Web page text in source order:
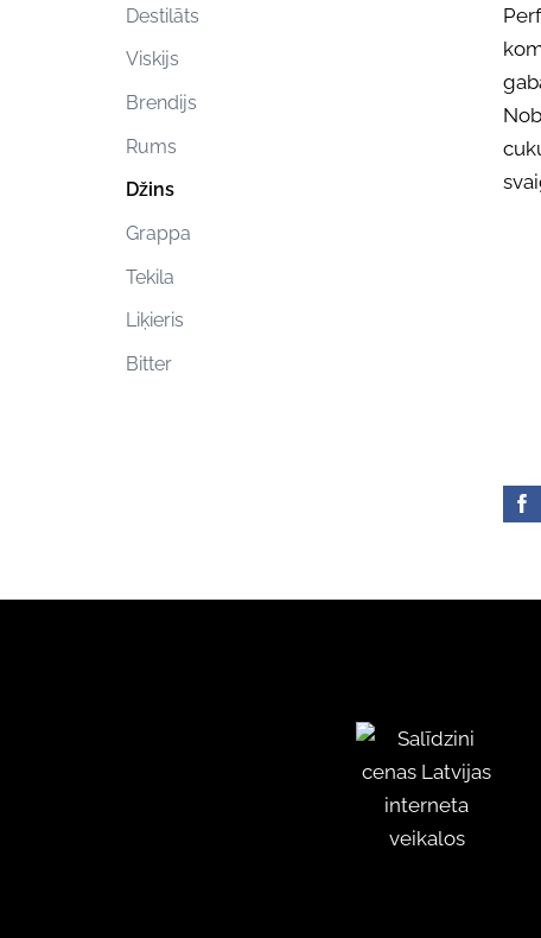
Destilāts
Viskijs
Brendijs
Rums
Džins
Grappa
Tekila
Liķieris
Bitter